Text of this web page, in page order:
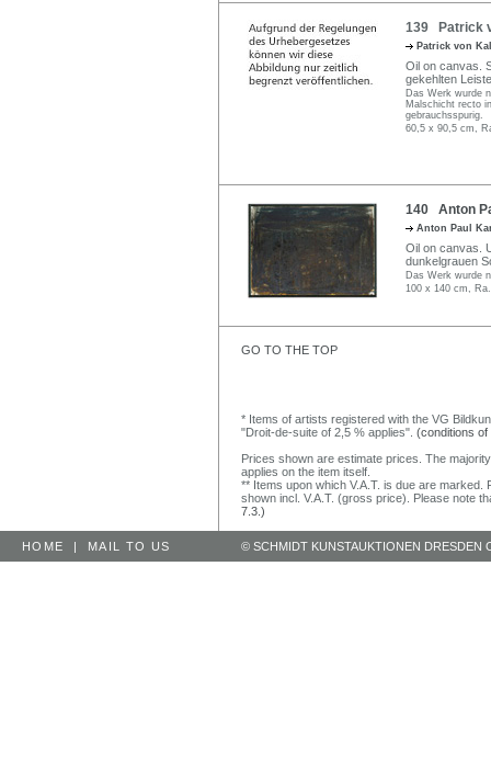
139 Patrick
Patrick von
Oil on canvas.
gekehlten
Das Werk wurde
Malschicht recto
gebrauchsspurig.
60,5 x 90,5 cm,
140 Anton
Anton Paul
Oil on canvas.
dunkelgrauen
Das Werk wurde
100 x 140 cm,
GO TO THE TOP
* Items of artists registered with the VG
"Droit-de-suite of 2,5 % applies". (conditions of
Prices shown are estimate prices. The
applies on the item itself.
** Items upon which V.A.T. is due are
shown incl. V.A.T. (gross price). Please note
7.3.)
HOME | MAIL TO US © SCHMIDT KUNSTAUKTIONEN DRESDEN